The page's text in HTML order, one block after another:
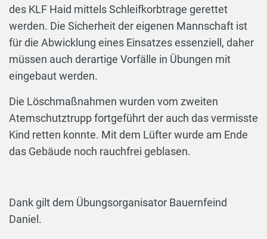
des KLF Haid mittels Schleifkorbtrage gerettet
werden. Die Sicherheit der eigenen Mannschaft ist
für die Abwicklung eines Einsatzes essenziell, daher
müssen auch derartige Vorfälle in Übungen mit
eingebaut werden.
Die Löschmaßnahmen wurden vom zweiten
Atemschutztrupp fortgeführt der auch das vermisste
Kind retten konnte. Mit dem Lüfter wurde am Ende
das Gebäude noch rauchfrei geblasen.
Dank gilt dem Übungsorganisator Bauernfeind
Daniel.